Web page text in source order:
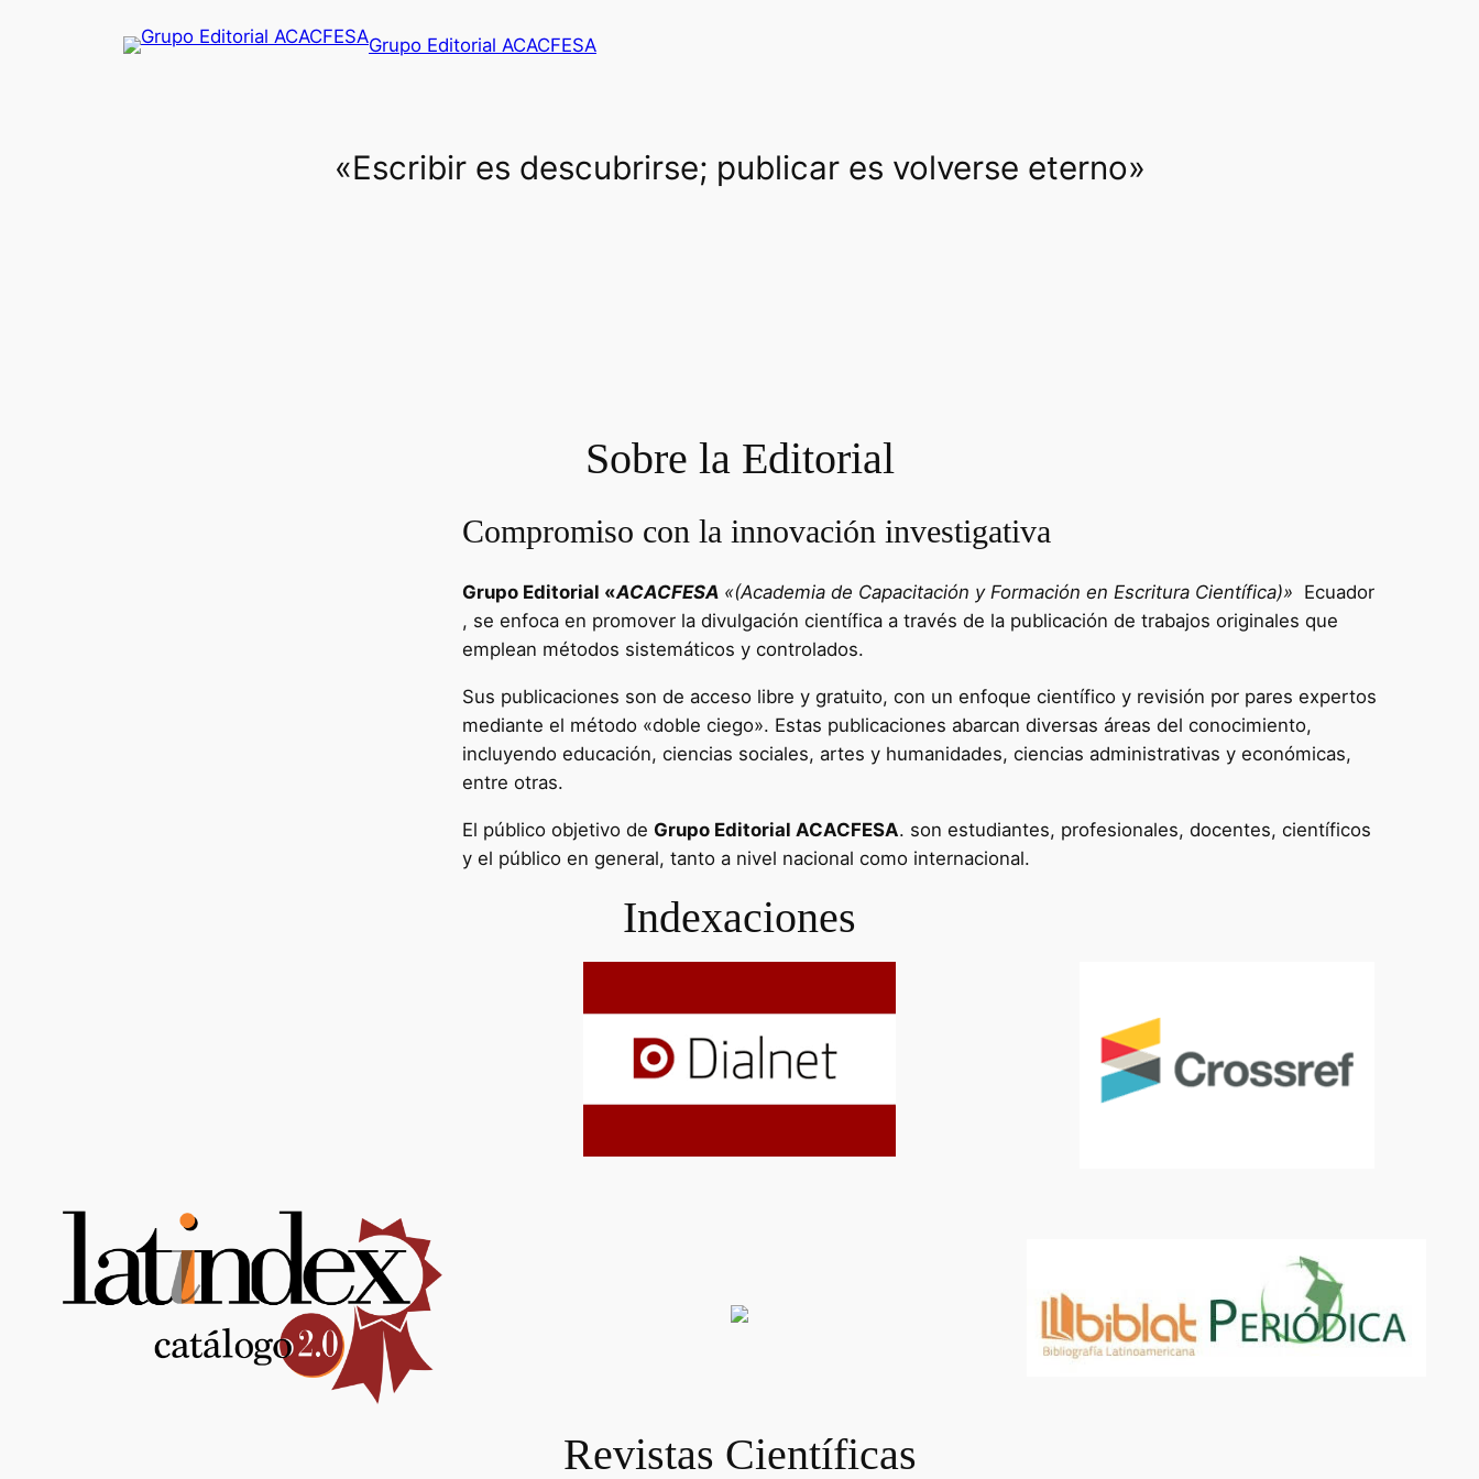
Grupo Editorial ACACFESA
«Escribir es descubrirse; publicar es volverse eterno»
Sobre la Editorial
Compromiso con la innovación investigativa
Grupo Editorial «ACACFESA «(Academia de Capacitación y Formación en Escritura Científica)» Ecuador
, se enfoca en promover la divulgación científica a través de la publicación de trabajos originales que
emplean métodos sistemáticos y controlados.
Sus publicaciones son de acceso libre y gratuito, con un enfoque científico y revisión por pares expertos
mediante el método «doble ciego». Estas publicaciones abarcan diversas áreas del conocimiento,
incluyendo educación, ciencias sociales, artes y humanidades, ciencias administrativas y económicas,
entre otras.
El público objetivo de Grupo Editorial ACACFESA. son estudiantes, profesionales, docentes, científicos
y el público en general, tanto a nivel nacional como internacional.
Indexaciones
Revistas Científicas